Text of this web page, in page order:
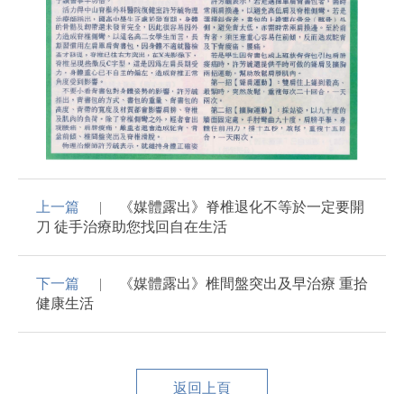
上一篇
《媒體露出》脊椎退化不等於一定要開
刀 徒手治療助您找回自在生活
下一篇
《媒體露出》椎間盤突出及早治療 重拾
健康生活
返回上頁